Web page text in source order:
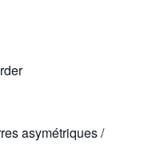
asymétriques /